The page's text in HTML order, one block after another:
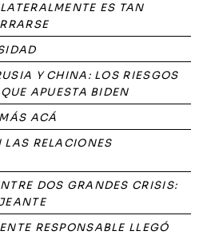
ES TAN
Y CHINA: LOS RIESGOS
APUESTA BIDEN
ACÁ
LAS RELACIONES
DOS GRANDES CRISIS:
RESPONSABLE LLEGÓ